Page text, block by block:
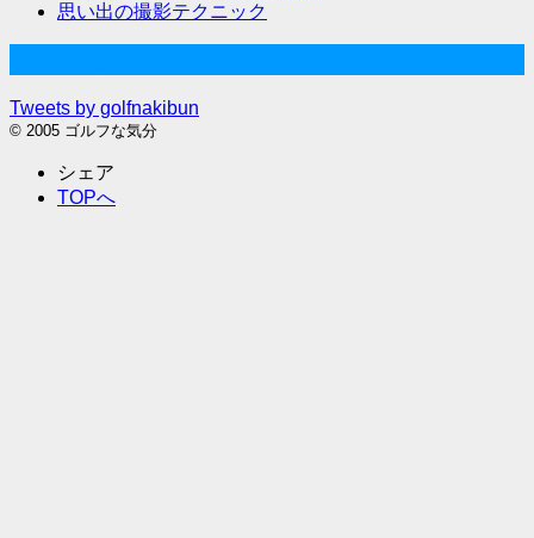
思い出の撮影テクニック
Tweets by golfnakibun
© 2005 ゴルフな気分
シェア
TOPへ